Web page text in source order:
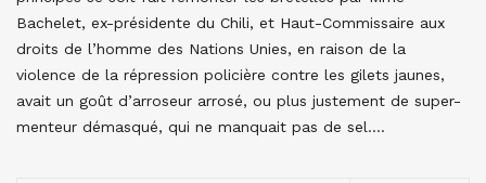
Bachelet, ex-présidente du Chili, et Haut-Commissaire aux
droits de l’homme des Nations Unies, en raison de la
violence de la répression policière contre les gilets jaunes,
avait un goût d’arroseur arrosé, ou plus justement de super-
menteur démasqué, qui ne manquait pas de sel….